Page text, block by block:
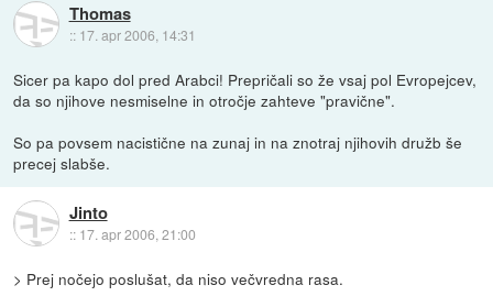
Thomas
:: 17. apr 2006, 14:31
Sicer pa kapo dol pred Arabci! Prepričali so že vsaj pol Evropejcev,
da so njihove nesmiselne in otročje zahteve "pravične".
So pa povsem nacistične na zunaj in na znotraj njihovih družb še
precej slabše.
Jinto
:: 17. apr 2006, 21:00
> Prej nočejo poslušat, da niso večvredna rasa.